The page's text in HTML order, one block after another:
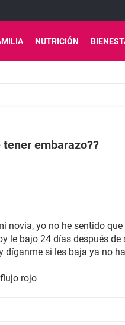
NUTRICIÓN
embarazo??
novia, yo no he sentido que
le bajo 24 días después
díganme si les baja ya no
rojo